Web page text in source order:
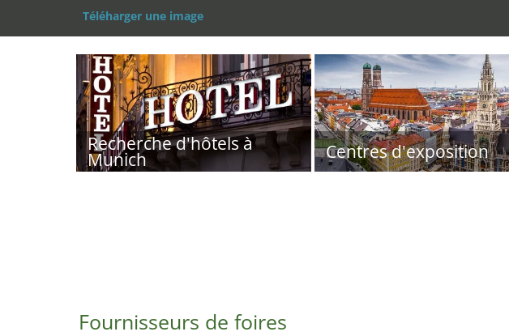
Téléharger une image
Recherche d'hôtels à
Munich Centres d'exposition
Fournisseurs de foires